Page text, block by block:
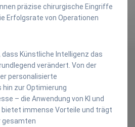
präzise chirurgische Eingriffe
Erfolgsrate von Operationen
Künstliche Intelligenz das
verändert. Von der
personalisierte
hin zur Optimierung
– die Anwendung von KI und
immense Vorteile und trägt
gesamten